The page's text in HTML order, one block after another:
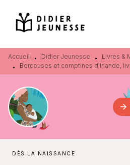
MENU RECHERCHE
PIED DE PAGE
Accueil • Didier Jeunesse • Livres &
•
Berceuses et comptines d'Irlande,
arrow_forward
DÈS LA NAISSANCE